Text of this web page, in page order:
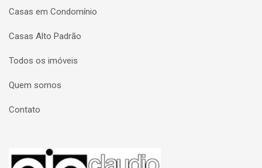
Casas em Condomínio
Casas Alto Padrão
Todos os imóveis
Quem somos
Contato
Página inicial